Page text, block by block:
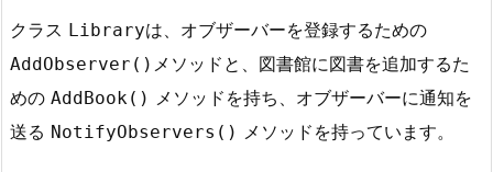
クラス Libraryは、オブザーバーを登録するための
AddObserver() メソッドと、図書館に図書を追加するた
めの AddBook()
メソッドを持ち、オブザーバーに通知を
送る NotifyObservers() メソッドを持っています。